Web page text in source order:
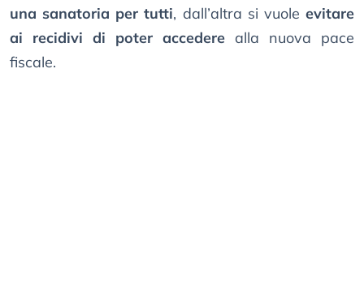
una sanatoria per tutti, dall’altra si vuoleevitare
ai recidivi di poter accedere alla nuova pace
fiscale.